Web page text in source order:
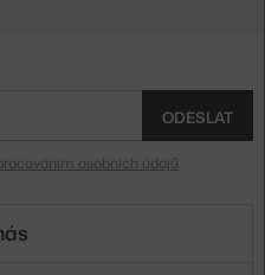
ODESLAT
osobních údajů